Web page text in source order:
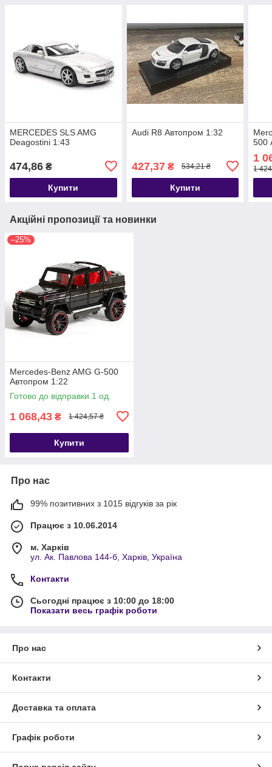
MERCEDES SLS AMG
Deagostini 1:43
474,86 ₴
Купити
Audi R8 Автопром 1:32
427,37₴ 534,21 ₴
Купити
500
1
1
Акційні пропозиції та новинки
–25%
Mercedes-Benz AMG G-500
Автопром 1:22
Готово до відправки 1 од.
1 068,43 ₴ 1 424,57 ₴
Купити
Про нас
99% позитивних з 1015 відгуків за рік
Працює з 10.06.2014
м. Харків
ул. Ак. Павлова 144-б, Харків, Україна
Контакти
Сьогодні працює з 10:00 до 18:00
Показати весь графік роботи
Про нас
Контакти
Доставка та оплата
Графік роботи